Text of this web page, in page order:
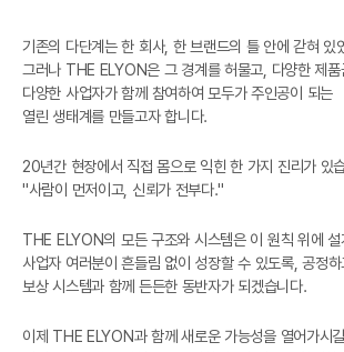
기존의 다단계는 한 회사, 한 브랜드의 틀 안에 갇혀 있
그러나 THE ELYON은 그 경계를 허물고, 다양한 제품
다양한 사업자가 함께 참여하여 모두가 주인공이 되는
열린 생태계를 만들고자 합니다.
20년간 현장에서 직접 몸으로 익힌 한 가지 진리가 있
"사람이 먼저이고, 신뢰가 전부다."
THE ELYON의 모든 구조와 시스템은 이 원칙 위에 설
사업자 여러분이 흔들림 없이 성장할 수 있도록, 공정
보상 시스템과 함께 든든한 동반자가 되겠습니다.
이제 THE ELYON과 함께 새로운 가능성을 열어가시